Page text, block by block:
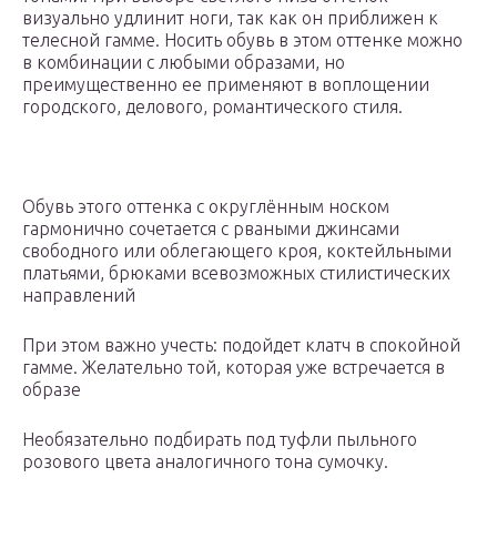
визуально удлинит ноги, так как он приближен к
телесной гамме. Носить обувь в этом оттенке можно
в комбинации с любыми образами, но
преимущественно ее применяют в воплощении
городского, делового, романтического стиля.
Обувь этого оттенка с округлённым носком
гармонично сочетается с рваными джинсами
свободного или облегающего кроя, коктейльными
платьями, брюками всевозможных стилистических
направлений
При этом важно учесть: подойдет клатч в спокойной
гамме. Желательно той, которая уже встречается в
образе
Необязательно подбирать под туфли пыльного
розового цвета аналогичного тона сумочку.